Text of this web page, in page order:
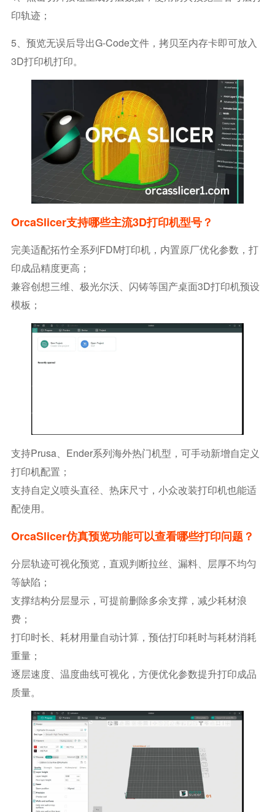
印轨迹；
5、预览无误后导出G-Code文件，拷贝至内存卡即可放入
3D打印机打印。
OrcaSlicer支持哪些主流3D打印机型号？
完美适配拓竹全系列FDM打印机，内置原厂优化参数，打
印成品精度更高；
兼容创想三维、极光尔沃、闪铸等国产桌面3D打印机预设
模板；
支持Prusa、Ender系列海外热门机型，可手动新增自定义
打印机配置；
支持自定义喷头直径、热床尺寸，小众改装打印机也能适
配使用。
OrcaSlicer仿真预览功能可以查看哪些打印问题？
分层轨迹可视化预览，直观判断拉丝、漏料、层厚不均匀
等缺陷；
支撑结构分层显示，可提前删除多余支撑，减少耗材浪
费；
打印时长、耗材用量自动计算，预估打印耗时与耗材消耗
重量；
逐层速度、温度曲线可视化，方便优化参数提升打印成品
质量。